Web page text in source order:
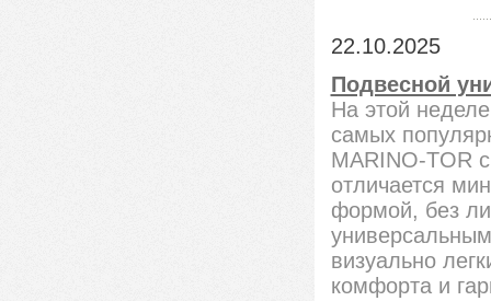
22.10.2025
Подвесной
На этой
самых
MARINO-TOR
отличается
формой, без
визуально
комфорта и